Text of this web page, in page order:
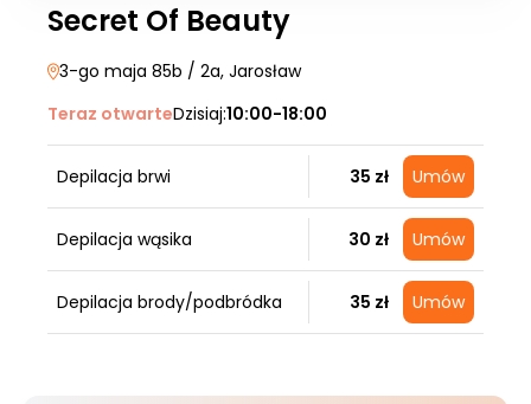
Secret Of Beauty
3-go maja 85b / 2a, Jarosław
Teraz otwarteDzisiaj:10:00-18:00
Depilacja brwi 35 zł Umów
Depilacja wąsika 30 zł Umów
Depilacja brody/podbródka 35 zł Umów